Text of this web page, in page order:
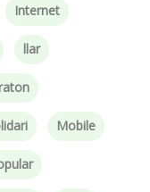
Internet
llar
Mobile